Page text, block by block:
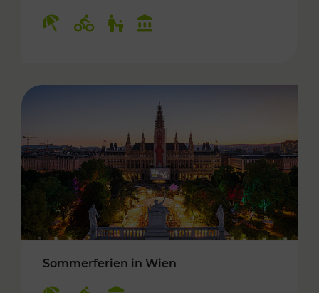
Sommerferien in Wien